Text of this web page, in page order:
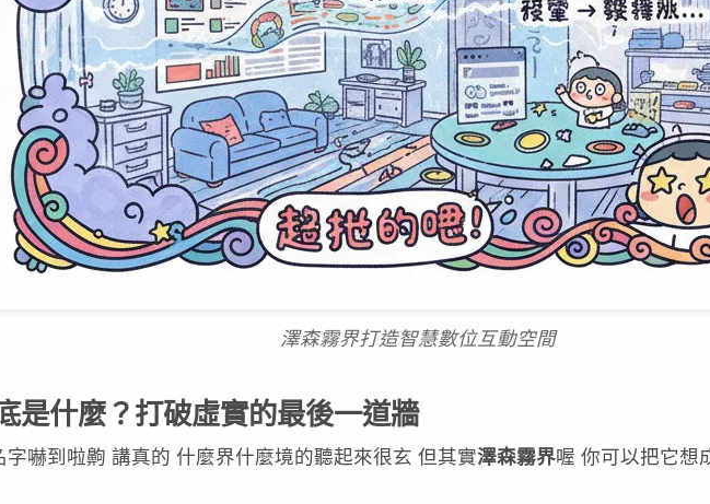
澤森霧界打造智慧數位互動空間
是什麼？打破虛實的最後一道牆
嚇到啦齁 講真的 什麼界什麼境的聽起來很玄 但其實澤森霧界喔 你可以把它想